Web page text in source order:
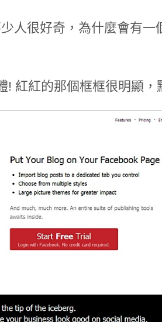
人很好奇，為什麼會有
! 紅紅的那個框框很明顯，